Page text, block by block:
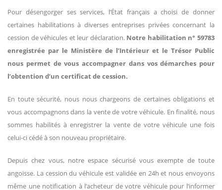
Pour désengorger ses services, l’État français a choisi de donner
certaines habilitations à diverses entreprises privées concernant la
cession de véhicules et leur déclaration. Notre habilitation n° 59783
enregistrée par le Ministère de l’Intérieur et le Trésor Public
nous permet de vous accompagner dans vos démarches pour
l’obtention d’un certificat de cession.
En toute sécurité, nous nous chargeons de certaines obligations et
vous accompagnons dans la vente de votre véhicule. En finalité, nous
sommes habilités à enregistrer la vente de votre véhicule une fois
celui-ci cédé à son nouveau propriétaire.
Depuis chez vous, notre espace sécurisé vous exempte de toute
angoisse. La cession du véhicule est validée en 24h et nous envoyons
même une notification à l’acheteur de votre véhicule pour l’informer